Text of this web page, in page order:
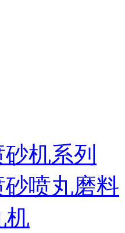
机系列
喷丸磨料
机